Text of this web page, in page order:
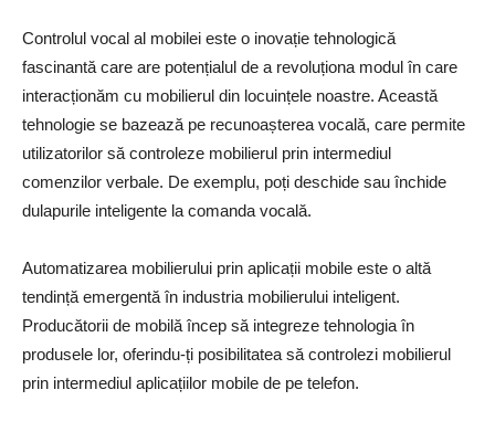
Controlul vocal al mobilei este o inovație tehnologică
fascinantă care are potențialul de a revoluționa modul în care
interacționăm cu mobilierul din locuințele noastre. Această
tehnologie se bazează pe recunoașterea vocală, care permite
utilizatorilor să controleze mobilierul prin intermediul
comenzilor verbale. De exemplu, poți deschide sau închide
dulapurile inteligente la comanda vocală.
Automatizarea mobilierului prin aplicații mobile este o altă
tendință emergentă în industria mobilierului inteligent.
Producătorii de mobilă încep să integreze tehnologia în
produsele lor, oferindu-ți posibilitatea să controlezi mobilierul
prin intermediul aplicațiilor mobile de pe telefon.